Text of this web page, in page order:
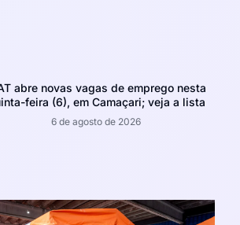
abre novas vagas de emprego nesta
feira (6), em Camaçari; veja a lista
6 de agosto de 2026